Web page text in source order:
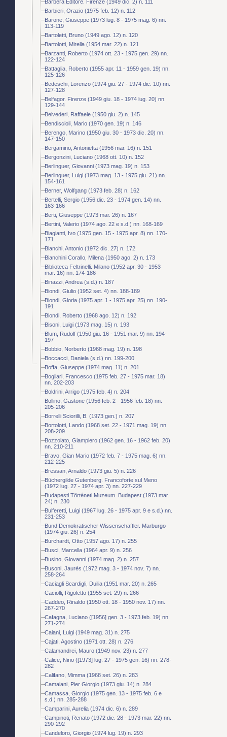
Barbera Editore. Firenze (1949 dic. 2) n. 111
Barbieri, Orazio (1975 feb. 12) n. 112
Barone, Giuseppe (1973 lug. 8 - 1975 mag. 6) nn.
113-119
Bartoletti, Bruno (1949 ago. 12) n. 120
Bartolotti, Mirella (1954 mar. 22) n. 121
Barzanti, Roberto (1974 ott. 23 - 1975 gen. 29) nn.
122-124
Battaglia, Roberto (1955 apr. 11 - 1959 gen. 19) nn.
125-126
Bedeschi, Lorenzo (1974 giu. 27 - 1974 dic. 10) nn.
127-128
Belfagor. Firenze (1949 giu. 18 - 1974 lug. 20) nn.
129-144
Belvederi, Raffaele (1950 giu. 2) n. 145
Bendiscioli, Mario (1970 gen. 19) n. 146
Berengo, Marino (1950 giu. 30 - 1973 dic. 20) nn.
147-150
Bergamino, Antonietta (1956 mar. 16) n. 151
Bergonzini, Luciano (1968 ott. 10) n. 152
Berlinguer, Giovanni (1973 mag. 19) n. 153
Berlinguer, Luigi (1973 mag. 13 - 1975 giu. 21) nn.
154-161
Berner, Wolfgang (1973 feb. 28) n. 162
Bertelli, Sergio (1956 dic. 23 - 1974 gen. 14) nn.
163-166
Berti, Giuseppe (1973 mar. 26) n. 167
Bertini, Valerio (1974 ago. 22 e s.d.) nn. 168-169
Biagianti, Ivo (1975 gen. 15 - 1975 apr. 8) nn. 170-
171
Bianchi, Antonio (1972 dic. 27) n. 172
Bianchini Corallo, Milena (1950 ago. 2) n. 173
Biblioteca Feltrinelli. Milano (1952 apr. 30 - 1953
mar. 16) nn. 174-186
Binazzi, Andrea (s.d.) n. 187
Biondi, Giulio (1952 set. 4) nn. 188-189
Biondi, Gloria (1975 apr. 1 - 1975 apr. 25) nn. 190-
191
Biondi, Roberto (1968 ago. 12) n. 192
Bisoni, Luigi (1973 mag. 15) n. 193
Blum, Rudolf (1950 giu. 16 - 1951 mar. 9) nn. 194-
197
Bobbio, Norberto (1968 mag. 19) n. 198
Boccacci, Daniela (s.d.) nn. 199-200
Boffa, Giuseppe (1974 mag. 11) n. 201
Bogliari, Francesco (1975 feb. 27 - 1975 mar. 18)
nn. 202-203
Boldrini, Arrigo (1975 feb. 4) n. 204
Bollino, Gastone (1956 feb. 2 - 1956 feb. 18) nn.
205-206
Borrelli Sciorilli, B. (1973 gen.) n. 207
Bortolotti, Lando (1968 set. 22 - 1971 mag. 19) nn.
208-209
Bozzolato, Giampiero (1962 gen. 16 - 1962 feb. 20)
nn. 210-211
Bravo, Gian Mario (1972 feb. 7 - 1975 mag. 6) nn.
212-225
Bressan, Arnaldo (1973 giu. 5) n. 226
Büchergilde Gutenberg. Francoforte sul Meno
(1972 lug. 27 - 1974 apr. 3) nn. 227-229
Budapesti Történeti Muzeum. Budapest (1973 mar.
24) n. 230
Bulferetti, Luigi (1967 lug. 26 - 1975 apr. 9 e s.d.) nn.
231-253
Bund Demokratischer Wissenschaftler. Marburgo
(1974 giu. 26) n. 254
Burchardt, Otto (1957 ago. 17) n. 255
Busci, Marcella (1964 apr. 9) n. 256
Busino, Giovanni (1974 mag. 2) n. 257
Busoni, Jaurès (1972 mag. 3 - 1974 nov. 7) nn.
258-264
Caciagli Scardigli, Duilia (1951 mar. 20) n. 265
Caciolli, Rigoletto (1955 set. 29) n. 266
Caddeo, Rinaldo (1950 ott. 18 - 1950 nov. 17) nn.
267-270
Cafagna, Luciano ([1956] gen. 3 - 1973 feb. 19) nn.
271-274
Caiani, Luigi (1949 mag. 31) n. 275
Cajati, Agostino (1971 ott. 28) n. 276
Calamandrei, Mauro (1949 nov. 23) n. 277
Calice, Nino ([1973] lug. 27 - 1975 gen. 16) nn. 278-
282
Califano, Mimma (1968 set. 26) n. 283
Camaiani, Pier Giorgio (1973 giu. 14) n. 284
Camassa, Giorgio (1975 gen. 13 - 1975 feb. 6 e
s.d.) nn. 285-288
Camparini, Aurelia (1974 dic. 6) n. 289
Campinoti, Renato (1972 dic. 28 - 1973 mar. 22) nn.
290-292
Candeloro, Giorgio (1974 lug. 19) n. 293